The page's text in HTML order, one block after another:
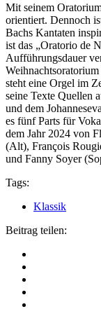
Mit seinem
orientiert. Dennoch
Bachs Kantaten
ist das „Oratorio de
Aufführungsdauer
steht eine Orgel im
seine Texte Quellen
und dem
es fünf Parts für
dem Jahr 2024 von
(Alt), François
und Fanny Soyer
Tags:
Klassik
Beitrag teilen: